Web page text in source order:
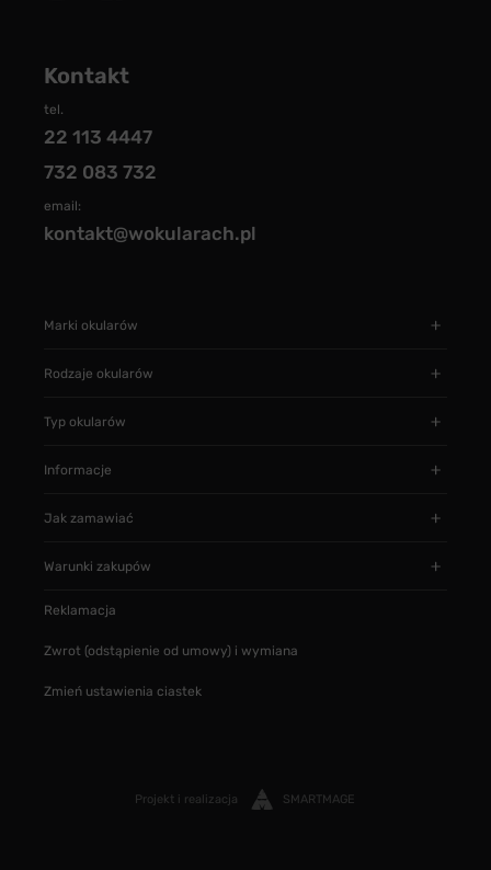
Kontakt
tel.
22 113 4447
732 083 732
email:
kontakt@wokularach.pl
Marki okularów
Rodzaje okularów
Typ okularów
Informacje
Jak zamawiać
Warunki zakupów
Reklamacja
Zwrot (odstąpienie od umowy) i wymiana
Zmień ustawienia ciastek
Projekt i realizacja SMARTMAGE